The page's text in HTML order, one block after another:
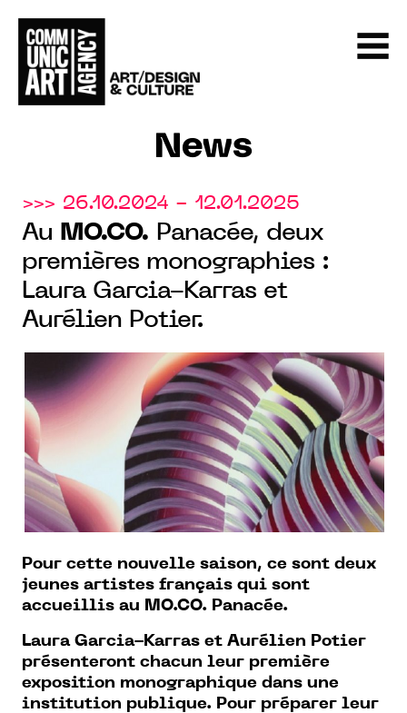
News
>>> 26.10.2024 - 12.01.2025
Au MO.CO. Panacée, deux
premières monographies :
Laura Garcia-Karras et
Aurélien Potier.
Pour cette nouvelle saison, ce sont deux
jeunes artistes français qui sont
accueillis au MO.CO. Panacée.
Laura Garcia-Karras et Aurélien Potier
présenteront chacun leur première
exposition monographique dans une
institution publique. Pour préparer leur